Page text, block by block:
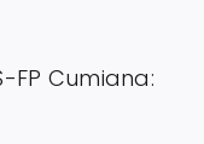
FP Cumiana: